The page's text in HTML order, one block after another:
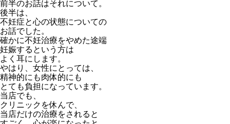
前半のお話はそれについて。
後半は、
不妊症と心の状態についての
お話でした。
確かに不妊治療をやめた途端
妊娠するという方は
よく耳にします。
やはり、女性にとっては、
精神的にも肉体的にも
とても負担になっています。
当店でも、
クリニックを休んで、
当店だけの治療をされると